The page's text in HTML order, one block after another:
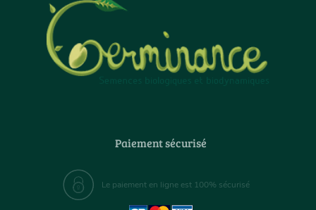
Paiement sécurisé
Le paiement en ligne est 100% sécurisé